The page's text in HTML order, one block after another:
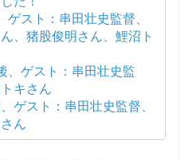
ゲスト：串田壮史監督、
、猪股俊明さん、鯉沼ト
、ゲスト：串田壮史監
キさん
ゲスト：串田壮史監督、
ん